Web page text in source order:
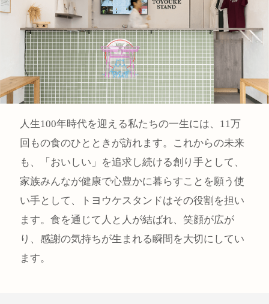
人生100年時代を迎える私たちの一生には、11万
回もの食のひとときが訪れます。これからの未来
も、「おいしい」を追求し続ける創り手として、
家族みんなが健康で心豊かに暮らすことを願う使
い手として、トヨウケスタンドはその役割を担い
ます。食を通じて人と人が結ばれ、笑顔が広が
り、感謝の気持ちが生まれる瞬間を大切にしてい
ます。